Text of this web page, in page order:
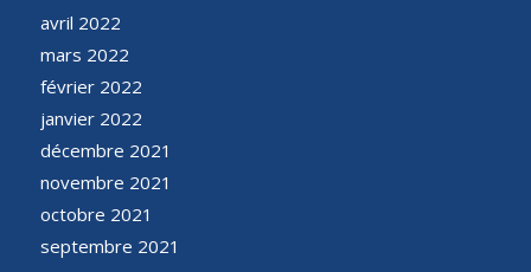
avril 2022
mars 2022
février 2022
janvier 2022
décembre 2021
novembre 2021
octobre 2021
septembre 2021